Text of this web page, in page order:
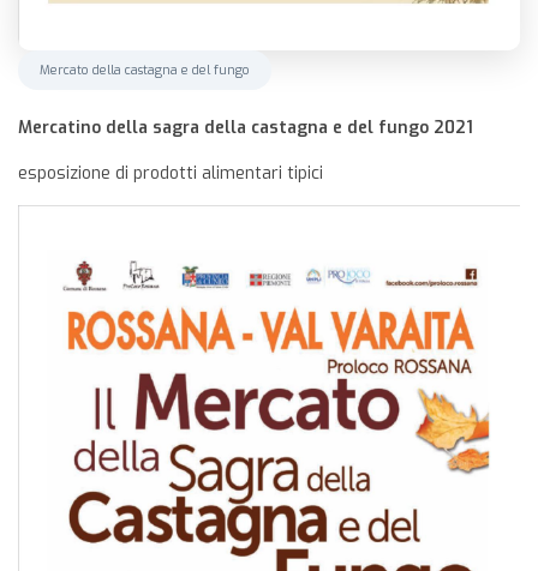
Mercato della castagna e del fungo
Mercatino della sagra della castagna e del fungo 2021
esposizione di prodotti alimentari tipici